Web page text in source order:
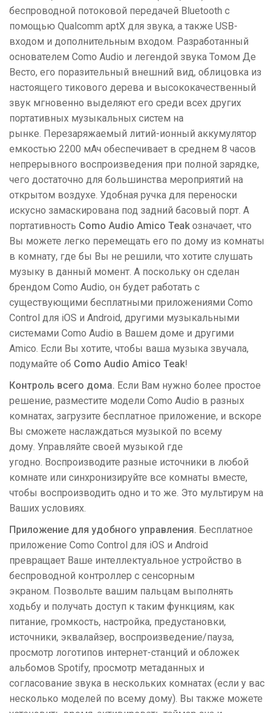
беспроводной потоковой передачей Bluetooth с
помощью Qualcomm aptX для звука, а также USB-
входом и дополнительным входом. Разработанный
основателем Como Audio и легендой звука Томом Де
Весто, его поразительный внешний вид, облицовка из
настоящего тикового дерева и высококачественный
звук мгновенно выделяют его среди всех других
портативных музыкальных систем на
рынке. Перезаряжаемый литий-ионный аккумулятор
емкостью 2200 мАч обеспечивает в среднем 8 часов
непрерывного воспроизведения при полной зарядке,
чего достаточно для большинства мероприятий на
открытом воздухе. Удобная ручка для переноски
искусно замаскирована под задний басовый порт. А
портативность Como Audio Amico Teakозначает, что
Вы можете легко перемещать его по дому из комнаты
в комнату, где бы Вы не решили, что хотите слушать
музыку в данный момент. А поскольку он сделан
брендом Como Audio, он будет работать с
существующими бесплатными приложениями Como
Control для iOS и Android, другими музыкальными
системами Como Audio в Вашем доме и другими
Amico. Если Вы хотите, чтобы ваша музыка звучала,
подумайте об Como Audio Amico Teak!
Контроль всего дома. Если Вам нужно более простое
решение, разместите модели Como Audio в разных
комнатах, загрузите бесплатное приложение, и вскоре
Вы сможете наслаждаться музыкой по всему
дому. Управляйте своей музыкой где
угодно. Воспроизводите разные источники в любой
комнате или синхронизируйте все комнаты вместе,
чтобы воспроизводить одно и то же. Это мультирум на
Ваших условиях.
Приложение для удобного управления. Бесплатное
приложение Como Control для iOS и Android
превращает Ваше интеллектуальное устройство в
беспроводной контроллер с сенсорным
экраном. Позвольте вашим пальцам выполнять
ходьбу и получать доступ к таким функциям, как
питание, громкость, настройка, предустановки,
источники, эквалайзер, воспроизведение/пауза,
просмотр логотипов интернет-станций и обложек
альбомов Spotify, просмотр метаданных и
согласование звука в нескольких комнатах (если у вас
несколько моделей по всему дому). Вы также можете